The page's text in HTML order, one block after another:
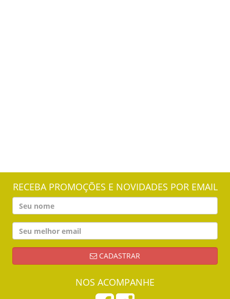
RECEBA PROMOÇÕES E NOVIDADES POR EMAIL
CADASTRAR
NOS ACOMPANHE